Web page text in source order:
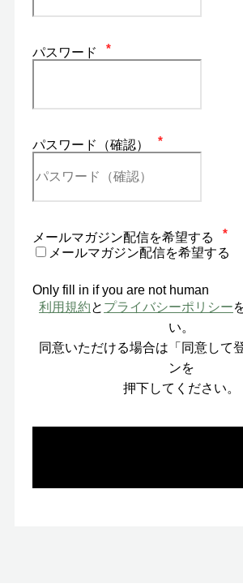
パスワード
パスワード（確認）
メールマガジン配信を希望する
メールマガジン配信を希望する
Only fill in if you are not human
利用規約 と プライバシーポリシー
い。
同意いただける場合は「同意して
ンを
押下してください。